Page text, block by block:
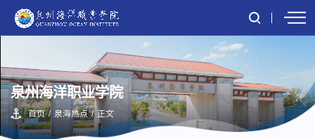
泉州海洋职业学院
首页 / 泉海热点 / 正文